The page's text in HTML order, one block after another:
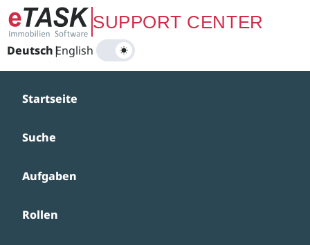
Zum Hauptinhalt springenSUPPORT CENTER
Deutsch|
English
Startseite
Suche
Aufgaben
Rollen